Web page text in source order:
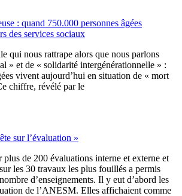
: quand 750.000 personnes âgées
des services sociaux
qui nous rattrape alors que nous parlons
» et de « solidarité intergénérationnelle » :
vivent aujourd’hui en situation de « mort
chiffre, révélé par le
sur l’évaluation »
plus de 200 évaluations interne et externe et
les 30 travaux les plus fouillés a permis
d’enseignements. Il y eut d’abord les
de l’ANESM. Elles affichaient comme